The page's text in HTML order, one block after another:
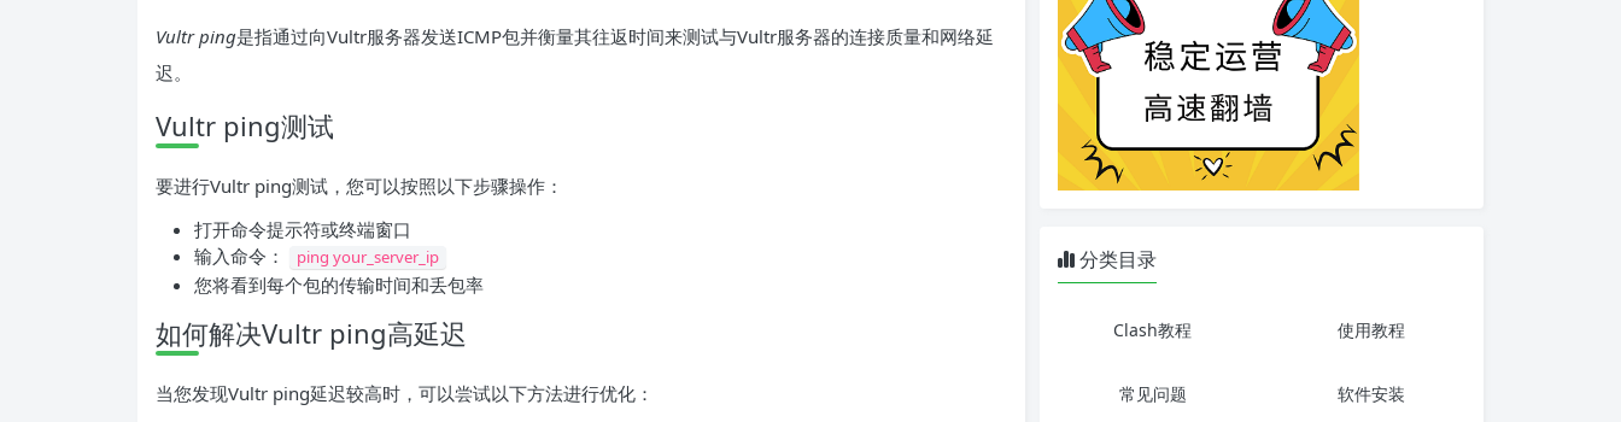
Vultr ping是指通过向Vultr服务器发送ICMP包并衡量其往返时间来测试与Vultr服务器的连接质量和网络延
迟。
Vultr ping测试
要进行Vultr ping测试，您可以按照以下步骤操作：
打开命令提示符或终端窗口
输入命令：
ping your_server_ip
您将看到每个包的传输时间和丢包率
如何解决Vultr ping高延迟
当您发现Vultr ping延迟较高时，可以尝试以下方法进行优化：
分类目录
Clash教程 使用教程
常见问题 软件安装